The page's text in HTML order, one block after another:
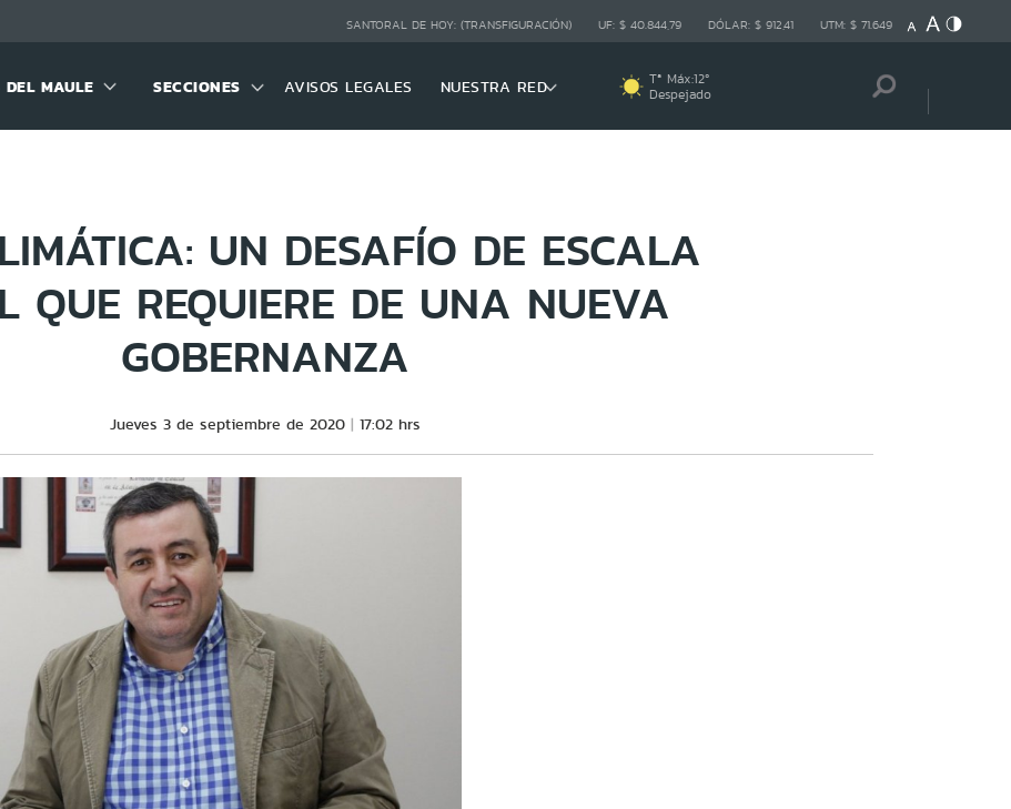
SANTORAL DE HOY: (TRANSFIGURACIÓN) UF: $ 40.844,79 DÓLAR: $ 912,41 UTM: $ 71.649
MAULE SECCIONES AVISOS LEGALES NUESTRA RED Tª Máx:12º
Despejado
UN DESAFÍO DE ESCALA
QUE REQUIERE DE UNA NUEVA
GOBERNANZA
Jueves 3 de septiembre de 2020 17:02 hrs